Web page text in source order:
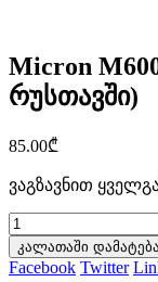
Micron
რუსთავში)
85.00₾
ვაგზავნით
კალათაში დამატება
Facebook Twitter